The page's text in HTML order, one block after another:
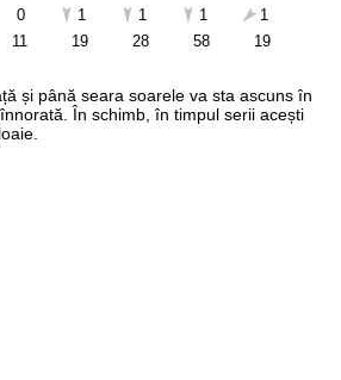
0
11
1
19
1
28
1
58
1
19
și până seara soarele va sta ascuns în
În schimb, în timpul serii acești